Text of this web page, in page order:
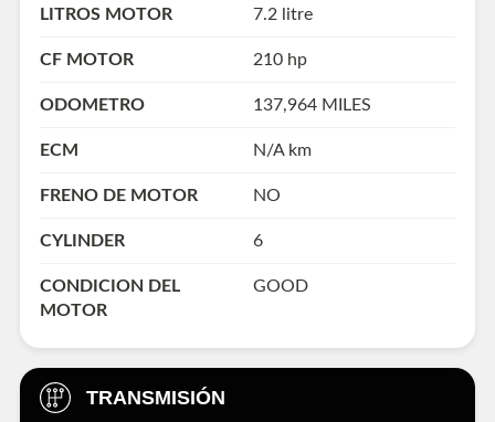
LITROS MOTOR 7.2 litre
CF MOTOR 210 hp
ODOMETRO 137,964 MILES
ECM N/A km
FRENO DE MOTOR NO
CYLINDER 6
CONDICION DEL
MOTOR
GOOD
TRANSMISIÓN